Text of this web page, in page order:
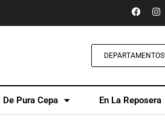
DEPARTAMENTOS
De Pura Cepa En La Reposera